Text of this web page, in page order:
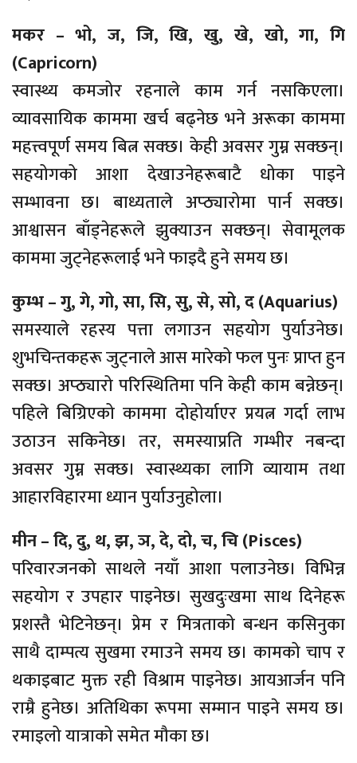
मकर – भो, ज, जि, खि, खु, खे, खो, गा, गि
(Capricorn)
स्वास्थ्य कमजोर रहनाले काम गर्न नसकिएला।
व्यावसायिक काममा खर्च बढ्नेछ भने अरूका काममा
महत्त्वपूर्ण समय बित्न सक्छ। केही अवसर गुम्न सक्छन्।
सहयोगको आशा देखाउनेहरूबाटै धोका पाइने
सम्भावना छ। बाध्यताले अप्ठ्यारोमा पार्न सक्छ।
आश्वासन बाँड्नेहरूले झुक्याउन सक्छन्। सेवामूलक
काममा जुट्नेहरूलाई भने फाइदै हुने समय छ।
कुम्भ – गु, गे, गो, सा, सि, सु, से, सो, द (Aquarius)
समस्याले रहस्य पत्ता लगाउन सहयोग पुर्याउनेछ।
शुभचिन्तकहरू जुट्नाले आस मारेको फल पुनः प्राप्त हुन
सक्छ। अप्ठ्यारो परिस्थितिमा पनि केही काम बन्नेछन्।
पहिले बिग्रिएको काममा दोहोर्याएर प्रयत्न गर्दा लाभ
उठाउन सकिनेछ। तर, समस्याप्रति गम्भीर नबन्दा
अवसर गुम्न सक्छ। स्वास्थ्यका लागि व्यायाम तथा
आहारविहारमा ध्यान पुर्याउनुहोला।
मीन – दि, दु, थ, झ, ञ, दे, दो, च, चि (Pisces)
परिवारजनको साथले नयाँ आशा पलाउनेछ। विभिन्न
सहयोग र उपहार पाइनेछ। सुखदुःखमा साथ दिनेहरू
प्रशस्तै भेटिनेछन्। प्रेम र मित्रताको बन्धन कसिनुका
साथै दाम्पत्य सुखमा रमाउने समय छ। कामको चाप र
थकाइबाट मुक्त रही विश्राम पाइनेछ। आयआर्जन पनि
राम्रै हुनेछ। अतिथिका रूपमा सम्मान पाइने समय छ।
रमाइलो यात्राको समेत मौका छ।